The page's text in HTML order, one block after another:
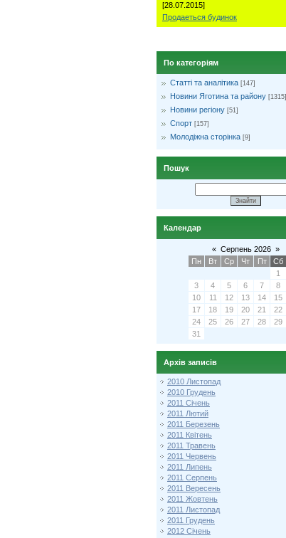
[28.07.2015]
Продаеться будинок
По категоріям
Статті та аналітика [147]
Новини Яготина та району [1315]
Новини регіону [51]
Спорт [157]
Молодіжна сторінка [9]
Пошук
Календар
« Серпень 2026 »
Пн
Вт Ср Чт Пт Сб
1
3
4 5 6 7 8
10
11 12 13 14 15
17
18 19 20 21 22
24
25 26 27 28 29
31
Архів записів
2010 Листопад
2010 Грудень
2011 Січень
2011 Лютий
2011 Березень
2011 Квітень
2011 Травень
2011 Червень
2011 Липень
2011 Серпень
2011 Вересень
2011 Жовтень
2011 Листопад
2011 Грудень
2012 Січень